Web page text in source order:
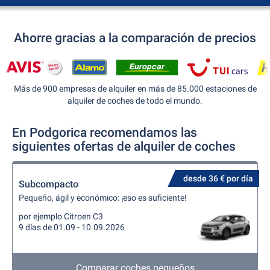
Ahorre gracias a la comparación de precios
Más de 900 empresas de alquiler en más de 85.000 estaciones de
alquiler de coches de todo el mundo.
En Podgorica recomendamos las
siguientes ofertas de alquiler de coches
desde 36 € por día
Subcompacto
Pequeño, ágil y económico: ¡eso es suficiente!
por ejemplo Citroen C3
9 días de 01.09 - 10.09.2026